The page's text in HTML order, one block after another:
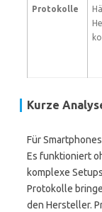
Protokolle
Kurze
Für
Es funktioniert
komplexe
Protokolle
den Hersteller.